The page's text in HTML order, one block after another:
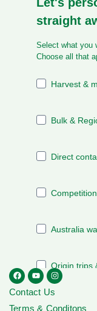
Contact Us
Terms & Conditons